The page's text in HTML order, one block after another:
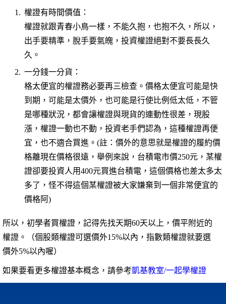
權證有時間價值：
權證就跟青春小鳥一樣，不能久抱，也抱不久，所以，
出手要精準，脫手要氣魄，投資權證絕對不要長長久
久。
一分錢一分貨：
格太便宜的權證務必要再三檢查。價格太便宜可能是快
到期，可能是太價外，也可能是行使比例低太低，不管
是哪種狀況，都會讓權證與現貨的連動性很差，現股
漲，權證一動也不動，投資老手們認為，這種權證再便
宜，也不適合買進。(註：價外的意思就是權證的履約價
格離現在價格很遠，舉例來說，台積電市價250元，某權
證卻要投資人用400元買進台積電，這個價格也差太多太
多了，怪不得這個某權證被大家嫌棄到一個非常便宜的
價格阿)
所以，初學者買權證，記得先找天期60天以上，價平附近的
權證。（個股類權證可選價外15%以內，指數類權證就要選
價外5%以內喔）
如果要看更多權證基本概念，請參考凱基教室/一起學權證